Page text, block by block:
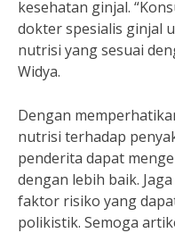
kesehatan ginjal.
dokter spesialis ginjal
nutrisi yang sesuai
Widya.
Dengan
nutrisi terhadap
penderita dapat
dengan lebih baik.
faktor risiko yang
polikistik. Semoga